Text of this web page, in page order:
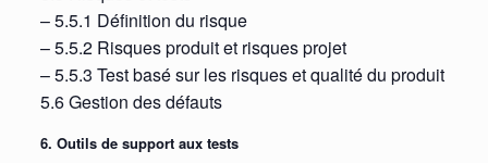
– 5.5.1 Définition du risque
– 5.5.2 Risques produit et risques projet
– 5.5.3 Test basé sur les risques et qualité du produit
5.6 Gestion des défauts
6. Outils de support aux tests